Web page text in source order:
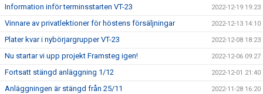
Information inför terminsstarten VT-23 2022-12-19 19:23
Vinnare av privatlektioner för höstens försäljningar 2022-12-13 14:10
Plater kvar i nybörjargrupper VT-23 2022-12-08 18:23
Nu startar vi upp projekt Framsteg igen! 2022-12-06 09:27
Fortsatt stängd anläggning 1/12 2022-12-01 21:40
Anläggningen är stängd från 25/11 2022-11-28 16:20